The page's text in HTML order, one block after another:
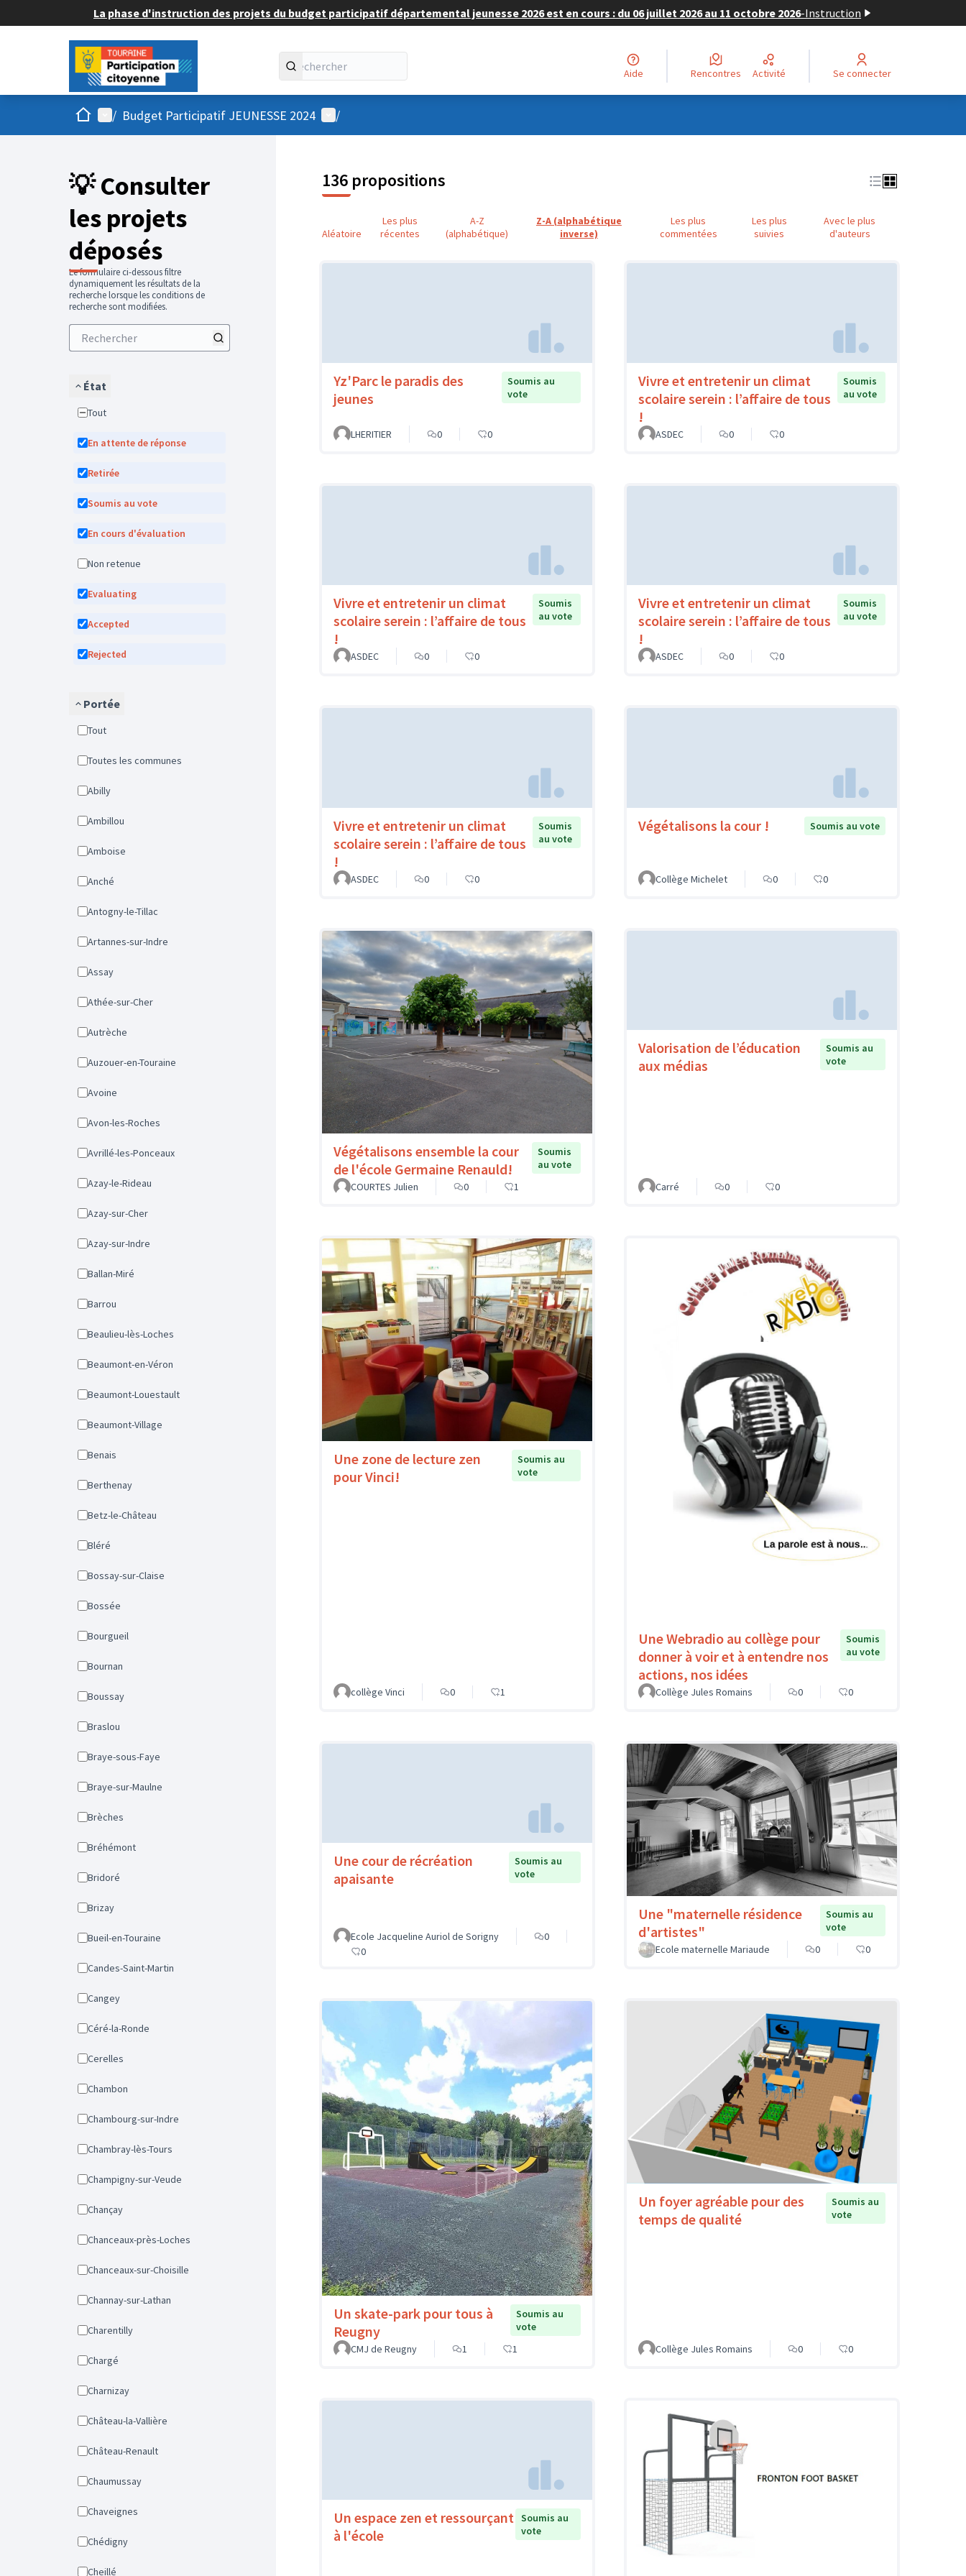
La phase d'instruction des projets du budget participatif départemental jeunesse 2026 est en cours : du 06 juillet 2026 au 11 octobre 2026-Instruction
Aide Rencontres Activité Se connecter
AccueilMenu principal
/ Budget Participatif JEUNESSE 2024 Menu utilisateur
/
💡 Consulter
les projets
déposés
Le formulaire ci-dessous filtre
dynamiquement les résultats de la
recherche lorsque les conditions de
recherche sont modifiées.
État
Tout
En attente de réponse
Retirée
Soumis au vote
En cours d'évaluation
Non retenue
Evaluating
Accepted
Rejected
Portée
Tout
Toutes les communes
Abilly
Ambillou
Amboise
Anché
Antogny-le-Tillac
Artannes-sur-Indre
Assay
Athée-sur-Cher
Autrèche
Auzouer-en-Touraine
Avoine
Avon-les-Roches
Avrillé-les-Ponceaux
Azay-le-Rideau
Azay-sur-Cher
Azay-sur-Indre
Ballan-Miré
Barrou
Beaulieu-lès-Loches
Beaumont-en-Véron
Beaumont-Louestault
Beaumont-Village
Benais
Berthenay
Betz-le-Château
Bléré
Bossay-sur-Claise
Bossée
Bourgueil
Bournan
Boussay
Braslou
Braye-sous-Faye
Braye-sur-Maulne
Brèches
Bréhémont
Bridoré
Brizay
Bueil-en-Touraine
Candes-Saint-Martin
Cangey
Céré-la-Ronde
Cerelles
Chambon
Chambourg-sur-Indre
Chambray-lès-Tours
Champigny-sur-Veude
Chançay
Chanceaux-près-Loches
Chanceaux-sur-Choisille
Channay-sur-Lathan
Charentilly
Chargé
Charnizay
Château-la-Vallière
Château-Renault
Chaumussay
Chaveignes
Chédigny
Cheillé
136 propositions
Aléatoire
Les plus
récentes
A-Z
(alphabétique)
Z-A (alphabétique
inverse)
Les plus
commentées
Les plus
suivies
Avec le plus
d'auteurs
Yz'Parc le paradis des
jeunes
Soumis au
vote
LHERITIER 0 0
Vivre et entretenir un climat
scolaire serein : l’affaire de tous
!
Soumis
au vote
ASDEC 0 0
Vivre et entretenir un climat
scolaire serein : l’affaire de tous
!
Soumis
au vote
ASDEC 0 0
Vivre et entretenir un climat
scolaire serein : l’affaire de tous
!
Soumis
au vote
ASDEC 0 0
Vivre et entretenir un climat
scolaire serein : l’affaire de tous
!
Soumis
au vote
ASDEC 0 0
Végétalisons la cour ! Soumis au vote
Collège Michelet 0 0
Végétalisons ensemble la cour
de l'école Germaine Renauld!
Soumis
au vote
COURTES Julien
0 1
Valorisation de l’éducation
aux médias
Soumis au
vote
Carré 0 0
Une zone de lecture zen
pour Vinci!
Soumis au
vote
collège Vinci 0 1
Une Webradio au collège pour
donner à voir et à entendre nos
actions, nos idées
Soumis
au vote
Collège Jules Romains 0 0
Une cour de récréation
apaisante
Soumis au
vote
Ecole Jacqueline Auriol de Sorigny
0
0
Une "maternelle résidence
d'artistes"
Soumis au
vote
Ecole maternelle Mariaude
0 0
Un skate-park pour tous à
Reugny
Soumis au
vote
CMJ de Reugny
1 1
Un foyer agréable pour des
temps de qualité
Soumis au
vote
Collège Jules Romains 0 0
Un espace zen et ressourçant
à l'école
Soumis au
vote